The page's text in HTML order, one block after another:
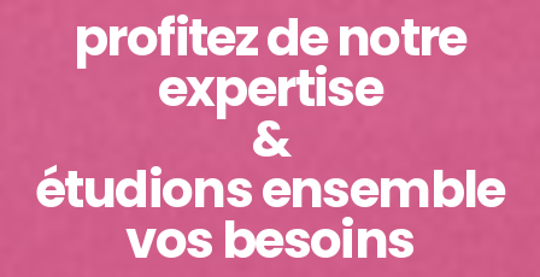
profitez de notre
expertise
&
étudions ensemble
vos besoins